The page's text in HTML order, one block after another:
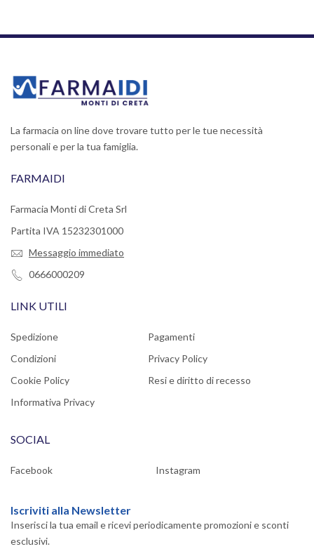
La farmacia on line dove trovare tutto per le tue necessità
personali e per la tua famiglia.
FARMAIDI
Farmacia Monti di Creta Srl
Partita IVA 15232301000
Messaggio immediato
0666000209
LINK UTILI
Spedizione
Pagamenti
Condizioni
Privacy Policy
Cookie Policy
Resi e diritto di recesso
Informativa Privacy
SOCIAL
Facebook Instagram
Iscriviti alla Newsletter
Inserisci la tua email e ricevi periodicamente promozioni e sconti
esclusivi.